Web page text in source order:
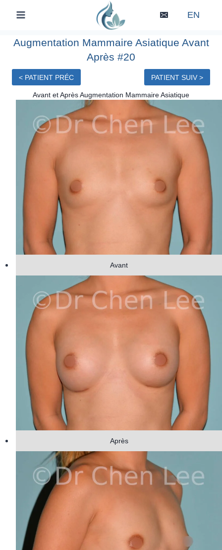
EN
Augmentation Mammaire Asiatique Avant
Après #20
< PATIENT PRÉC PATIENT SUIV >
Avant et Après Augmentation Mammaire Asiatique
Avant
Après